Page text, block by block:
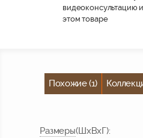
видеоконсультацию
этом товаре
Похожие (1)
Размеры(ШхВхГ):